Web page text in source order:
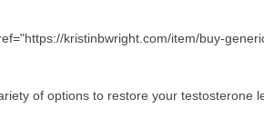
kristinbwright.com/item/buy-
of options to restore your testosterone